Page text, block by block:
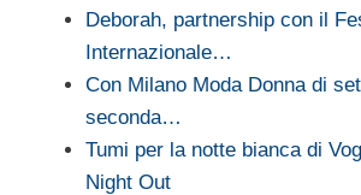
Deborah, partnership con il
Internazionale…
Con Milano Moda Donna di
seconda…
Tumi per la notte bianca di
Night Out